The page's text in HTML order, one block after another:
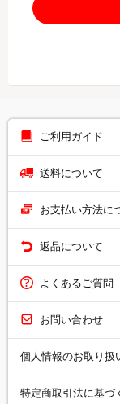
ご利用ガイド
送料について
お支払い方法に
返品について
よくあるご質問
お問い合わせ
個人情報のお取り扱
特定商取引法に基づ